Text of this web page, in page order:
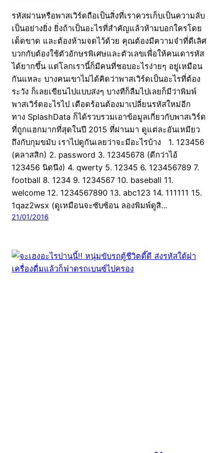
รหัสผ่านหรือพาสเวิร์ดถือเป็นสิ่งที่เราควรเก็บเป็นความลับ
เป็นอย่างยิ่ง ยิ่งถ้าเป็นอะไรที่สำคัญแล้วห้ามบอกใครโดย
เด็ดขาด และต้องห้ามจดไว้ด้วย คุณต้องมีความจำที่ดีเลิศ
บวกกับต้องใช้ตัวอักษรพิเศษและตัวเลขเพื่อให้คนเดารหัส
ได้ยากขึ้น แต่โลกเรานี้ก็มีคนที่ชอบอะไรง่ายๆ อยู่เหมือน
กันแหละ บางคนเขาไม่ได้คิดว่าพาสเวิร์ดเป็นอะไรที่ต้อง
ระวัง ก็เลยเขียนไปแบบส่งๆ บางทีก็ลืมไปเลยก็มีว่าพิมพ์
พาสเวิร์ดอะไรไป เดือดร้อนต้องมาเปลี่ยนรหัสใหม่อีก
ทาง SplashData ก็ได้รวบรวมเอาข้อมูลเกี่ยวกับพาสเวิร์ด
ที่ถูกแฮกมากที่สุดในปี 2015 ที่ผ่านมา ดูแต่ละอันเหมียว
ถึงกับกุมขมับ เราไปดูกันเลยว่าจะมีอะไรบ้าง 1. 123456
(คลาสสิก) 2. password 3. 12345678 (ดีกว่าไอ้
123456 นิดนึง) 4. qwerty 5. 12345 6. 123456789 7.
football 8. 1234 9. 1234567 10. baseball 11.
welcome 12. 1234567890 13. abc123 14. 111111 15.
1qaz2wsx (ดูเหมือนจะซับซ้อน ลองพิมพ์ดูสิ…
21/01/2016